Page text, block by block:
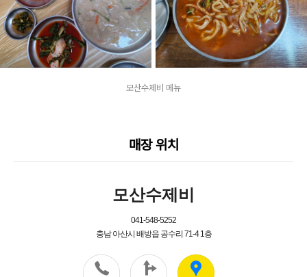
모산수제비 메뉴
매장 위치